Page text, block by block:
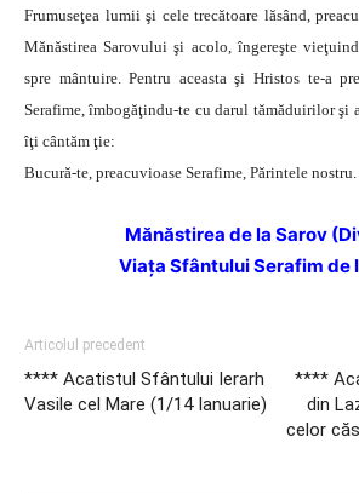
Frumuseţea lumii şi cele trecătoare lăsând,
Mănăstirea Sarovului şi acolo, îngereşte
spre mântuire. Pentru aceasta şi Hristos te-a
Serafime, îmbogăţindu-te cu darul tămăduirilor şi
îţi cântăm ţie:
Bucură-te, preacuvioase Serafime, Părintele nostru.
Mănăstirea de la Sarov
Viaţa Sfântului Serafim de
Articolul precedent
**** Acatistul Sfântului Ierarh
Vasile cel Mare (1/14 Ianuarie)
****
din
celor